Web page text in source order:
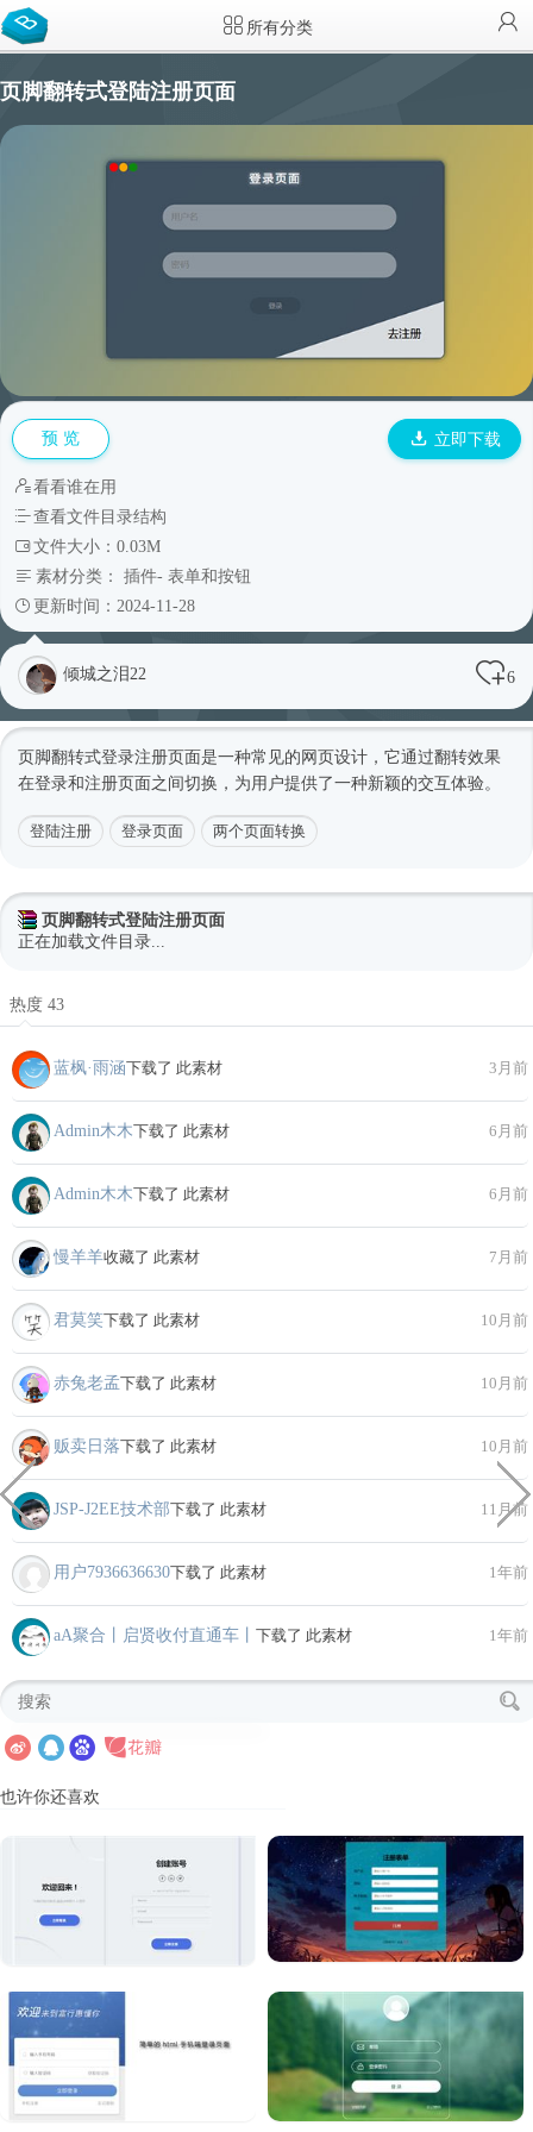
所有分类
页脚翻转式登陆注册页面
预 览 立即下载
看看谁在用
查看文件目录结构
文件大小：0.03M
素材分类： 插件- 表单和按钮
更新时间：2024-11-28
倾城之泪22 6
页脚翻转式登录注册页面是一种常见的网页设计，它通过翻转效果
在登录和注册页面之间切换，为用户提供了一种新颖的交互体验。
登陆注册 登录页面 两个页面转换
页脚翻转式登陆注册页面
正在加载文件目录...
热度 43
蓝枫·雨涵下载了 此素材 3月前
Admin木木下载了 此素材 6月前
Admin木木下载了 此素材 6月前
慢羊羊收藏了 此素材 7月前
君莫笑下载了 此素材 10月前
赤兔老孟下载了 此素材 10月前
贩卖日落下载了 此素材 10月前
JSP-J2EE技术部下载了 此素材 11月前
用户7936636630下载了 此素材 1年前
aA聚合丨启贤收付直通车丨 下载了 此素材 1年前
也许你还喜欢